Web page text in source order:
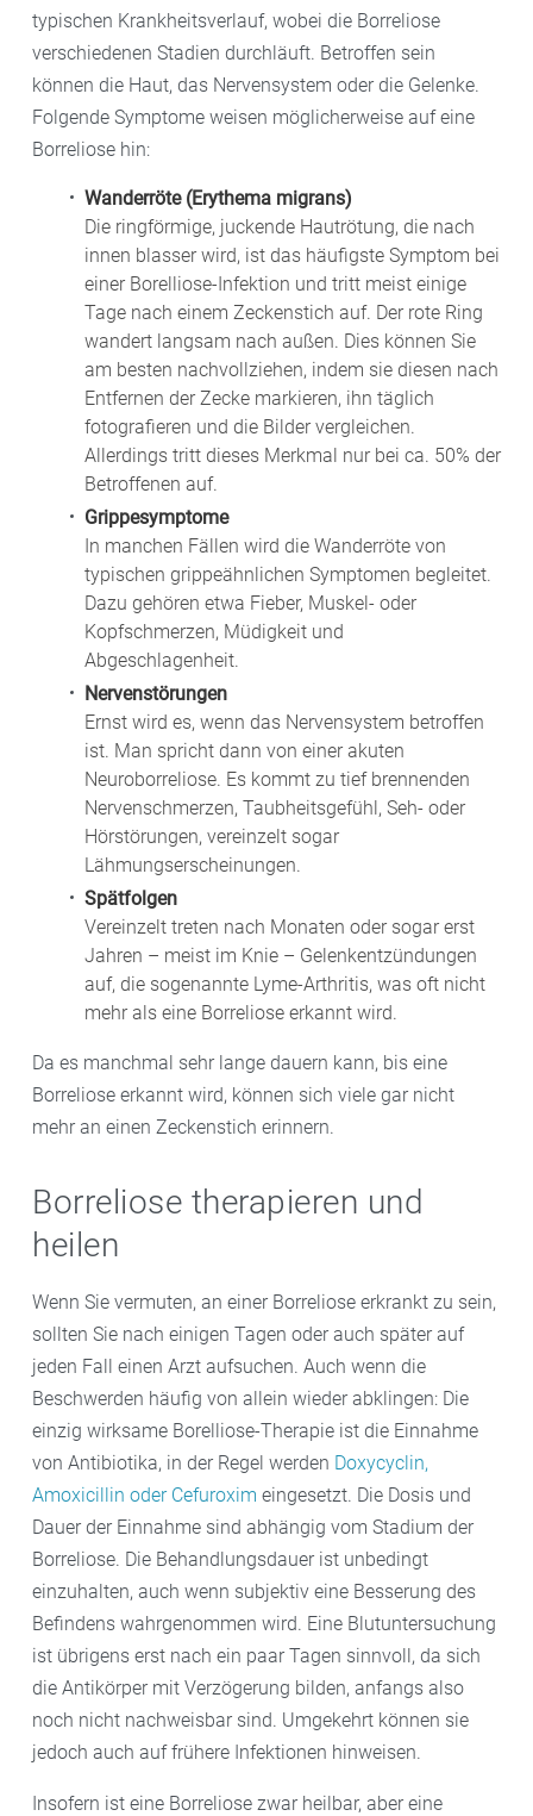
typischen Krankheitsverlauf, wobei die Borreliose
verschiedenen Stadien durchläuft. Betroffen sein
können die Haut, das Nervensystem oder die Gelenke.
Folgende Symptome weisen möglicherweise auf eine
Borreliose hin:
Wanderröte (Erythema migrans)
Die ringförmige, juckende Hautrötung, die nach
innen blasser wird, ist das häufigste Symptom bei
einer Borelliose-Infektion und tritt meist einige
Tage nach einem Zeckenstich auf. Der rote Ring
wandert langsam nach außen. Dies können Sie
am besten nachvollziehen, indem sie diesen nach
Entfernen der Zecke markieren, ihn täglich
fotografieren und die Bilder vergleichen.
Allerdings tritt dieses Merkmal nur bei ca. 50% der
Betroffenen auf.
Grippesymptome
In manchen Fällen wird die Wanderröte von
typischen grippeähnlichen Symptomen begleitet.
Dazu gehören etwa Fieber, Muskel- oder
Kopfschmerzen, Müdigkeit und
Abgeschlagenheit.
Nervenstörungen
Ernst wird es, wenn das Nervensystem betroffen
ist. Man spricht dann von einer akuten
Neuroborreliose. Es kommt zu tief brennenden
Nervenschmerzen, Taubheitsgefühl, Seh- oder
Hörstörungen, vereinzelt sogar
Lähmungserscheinungen.
Spätfolgen
Vereinzelt treten nach Monaten oder sogar erst
Jahren – meist im Knie – Gelenkentzündungen
auf, die sogenannte Lyme-Arthritis, was oft nicht
mehr als eine Borreliose erkannt wird.
Da es manchmal sehr lange dauern kann, bis eine
Borreliose erkannt wird, können sich viele gar nicht
mehr an einen Zeckenstich erinnern.
Borreliose therapieren und
heilen
Wenn Sie vermuten, an einer Borreliose erkrankt zu sein,
sollten Sie nach einigen Tagen oder auch später auf
jeden Fall einen Arzt aufsuchen. Auch wenn die
Beschwerden häufig von allein wieder abklingen: Die
einzig wirksame Borelliose-Therapie ist die Einnahme
von Antibiotika, in der Regel werden Doxycyclin,
Amoxicillin oder Cefuroxim eingesetzt. Die Dosis und
Dauer der Einnahme sind abhängig vom Stadium der
Borreliose. Die Behandlungsdauer ist unbedingt
einzuhalten, auch wenn subjektiv eine Besserung des
Befindens wahrgenommen wird. Eine Blutuntersuchung
ist übrigens erst nach ein paar Tagen sinnvoll, da sich
die Antikörper mit Verzögerung bilden, anfangs also
noch nicht nachweisbar sind. Umgekehrt können sie
jedoch auch auf frühere Infektionen hinweisen.
Insofern ist eine Borreliose zwar heilbar, aber eine